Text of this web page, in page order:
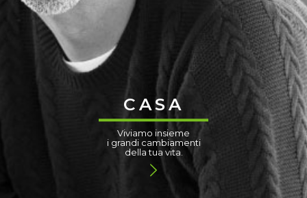
CASA
Viviamo insieme
i grandi cambiamenti
della tua vita.